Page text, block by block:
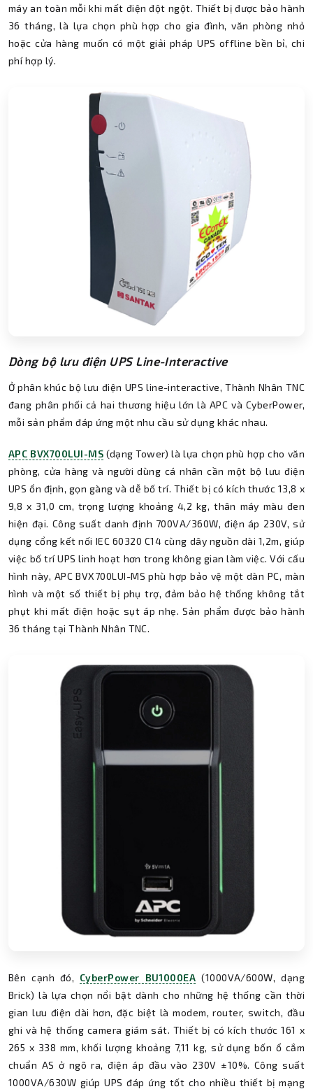
máy an toàn mỗi khi mất điện đột ngột. Thiết bị được bảo hành
36 tháng, là lựa chọn phù hợp cho gia đình, văn phòng nhỏ
hoặc cửa hàng muốn có một giải pháp UPS offline bền bỉ, chi
phí hợp lý.
Dòng bộ lưu điện UPS Line-Interactive
Ở phân khúc bộ lưu điện UPS line-interactive, Thành Nhân TNC
đang phân phối cả hai thương hiệu lớn là APC và CyberPower,
mỗi sản phẩm đáp ứng một nhu cầu sử dụng khác nhau.
APC BVX700LUI-MS (dạng Tower) là lựa chọn phù hợp cho văn
phòng, cửa hàng và người dùng cá nhân cần một bộ lưu điện
UPS ổn định, gọn gàng và dễ bố trí. Thiết bị có kích thước 13,8 x
9,8 x 31,0 cm, trọng lượng khoảng 4,2 kg, thân máy màu đen
hiện đại. Công suất danh định 700VA/360W, điện áp 230V, sử
dụng cổng kết nối IEC 60320 C14 cùng dây nguồn dài 1,2m, giúp
việc bố trí UPS linh hoạt hơn trong không gian làm việc. Với cấu
hình này, APC BVX700LUI-MS phù hợp bảo vệ một dàn PC, màn
hình và một số thiết bị phụ trợ, đảm bảo hệ thống không tắt
phụt khi mất điện hoặc sụt áp nhẹ. Sản phẩm được bảo hành
36 tháng tại Thành Nhân TNC.
Bên cạnh đó, CyberPower BU1000EA (1000VA/600W, dạng
Brick) là lựa chọn nổi bật dành cho những hệ thống cần thời
gian lưu điện dài hơn, đặc biệt là modem, router, switch, đầu
ghi và hệ thống camera giám sát. Thiết bị có kích thước 161 x
265 x 338 mm, khối lượng khoảng 7,11 kg, sử dụng bốn ổ cắm
chuẩn AS ở ngõ ra, điện áp đầu vào 230V ±10%. Công suất
1000VA/630W giúp UPS đáp ứng tốt cho nhiều thiết bị mạng